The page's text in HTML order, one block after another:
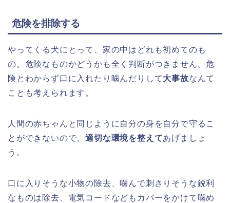
危険を排除する
やってくる犬にとって、家の中はどれも初めてのも
の。危険なものかどうかも全く判断がつきません。危
険とわからず口に入れたり噛んだりして大事故なんて
ことも考えられます。
人間の赤ちゃんと同じように自分の身を自分で守るこ
とができないので、適切な環境を整えてあげましょ
う。
口に入りそうな小物の除去、噛んで刺さりそうな鋭利
なものは除去、電気コードなどもカバーをかけて噛め